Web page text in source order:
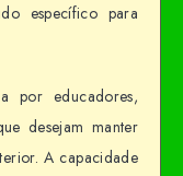
específico para
por educadores,
desejam manter
A capacidade